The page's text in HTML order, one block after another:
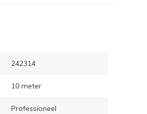
242314
10 meter
Professioneel